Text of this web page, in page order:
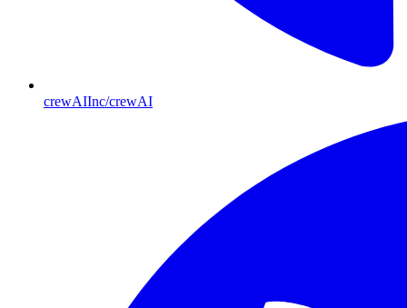
crewAIInc/crewAI